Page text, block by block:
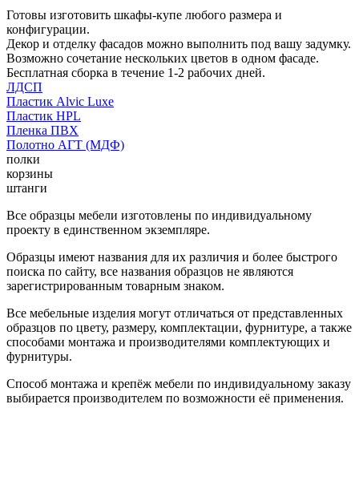
Готовы изготовить шкафы-купе любого размера и
конфигурации.
Декор и отделку фасадов можно выполнить под вашу задумку.
Возможно сочетание нескольких цветов в одном фасаде.
Бесплатная сборка в течение 1-2 рабочих дней.
ЛДСП
Пластик Alvic Luxe
Пластик HPL
Пленка ПВХ
Полотно АГТ (МДФ)
полки
корзины
штанги
Все образцы мебели изготовлены по индивидуальному
проекту в единственном экземпляре.
Образцы имеют названия для их различия и более быстрого
поиска по сайту, все названия образцов не являются
зарегистрированным товарным знаком.
Все мебельные изделия могут отличаться от представленных
образцов по цвету, размеру, комплектации, фурнитуре, а также
способами монтажа и производителями комплектующих и
фурнитуры.
Способ монтажа и крепёж мебели по индивидуальному заказу
выбирается производителем по возможности её применения.